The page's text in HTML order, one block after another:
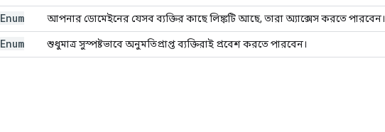
Enum আপনার ডোমেইনের যেসব ব্যক্তির কাছে লিঙ্কটি আছে, তারা অ্যাক্সেস করতে পারবেন।
Enum শুধুমাত্র সুস্পষ্টভাবে অনুমতিপ্রাপ্ত ব্যক্তিরাই প্রবেশ করতে পারবেন।